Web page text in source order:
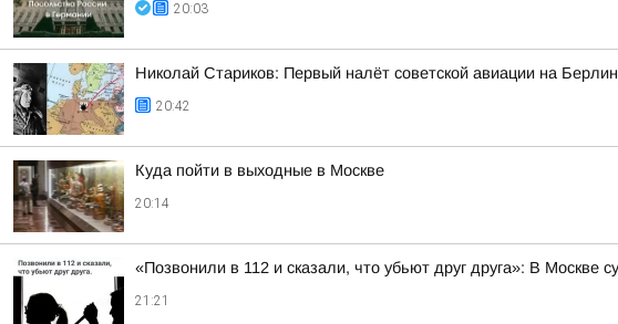
20:03
Николай Стариков: Первый налёт советской авиации на Берлин
20:42
Куда пойти в выходные в Москве
20:14
«Позвонили в 112 и сказали, что убьют друг друга»: В Москве
21:21